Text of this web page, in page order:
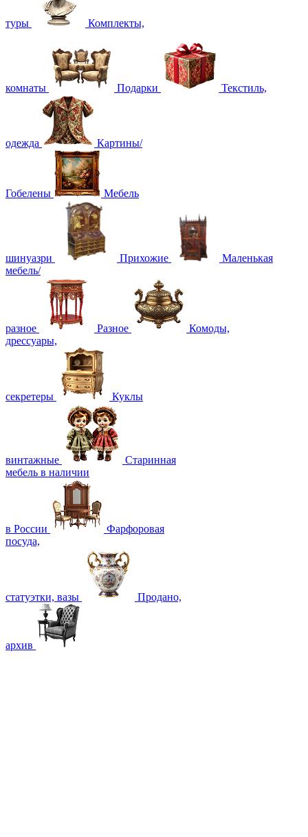
туры Комплекты,
комнаты Подарки Текстиль,
одежда Картины/
Гобелены Мебель
шинуазри Прихожие
Маленькая
мебель/
разное Разное
Комоды,
дрессуары,
секретеры Куклы
винтажные
Старинная
мебель в наличии
в России
Фарфоровая
посуда,
статуэтки, вазы Продано,
архив